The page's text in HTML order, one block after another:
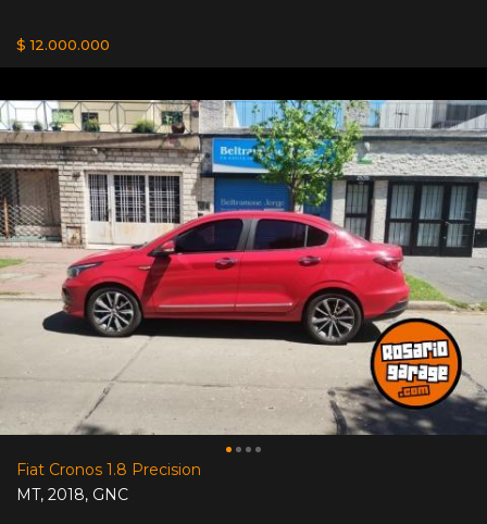
$ 12.000.000
Fiat Cronos 1.8 Precision
MT, 2018, GNC